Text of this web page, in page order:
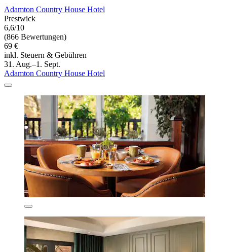
Adamton Country House Hotel
Prestwick
6,6/10
(866 Bewertungen)
69 €
inkl. Steuern & Gebühren
31. Aug.–1. Sept.
Adamton Country House Hotel